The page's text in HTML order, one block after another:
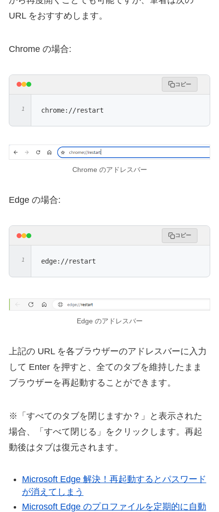
URL をおすすめします。
Chrome の場合:
コピー
chrome://restart
Chrome のアドレスバー
Edge の場合:
コピー
edge://restart
Edge のアドレスバー
上記の URL を各ブラウザーのアドレスバーに入力
して Enter を押すと、全てのタブを維持したまま
ブラウザーを再起動することができます。
※「すべてのタブを閉じますか？」と表示された
場合、「すべて閉じる」をクリックします。再起
動後はタブは復元されます。
Microsoft Edge 解決！再起動するとパスワード
が消えてしまう
Microsoft Edge のプロファイルを定期的に自動